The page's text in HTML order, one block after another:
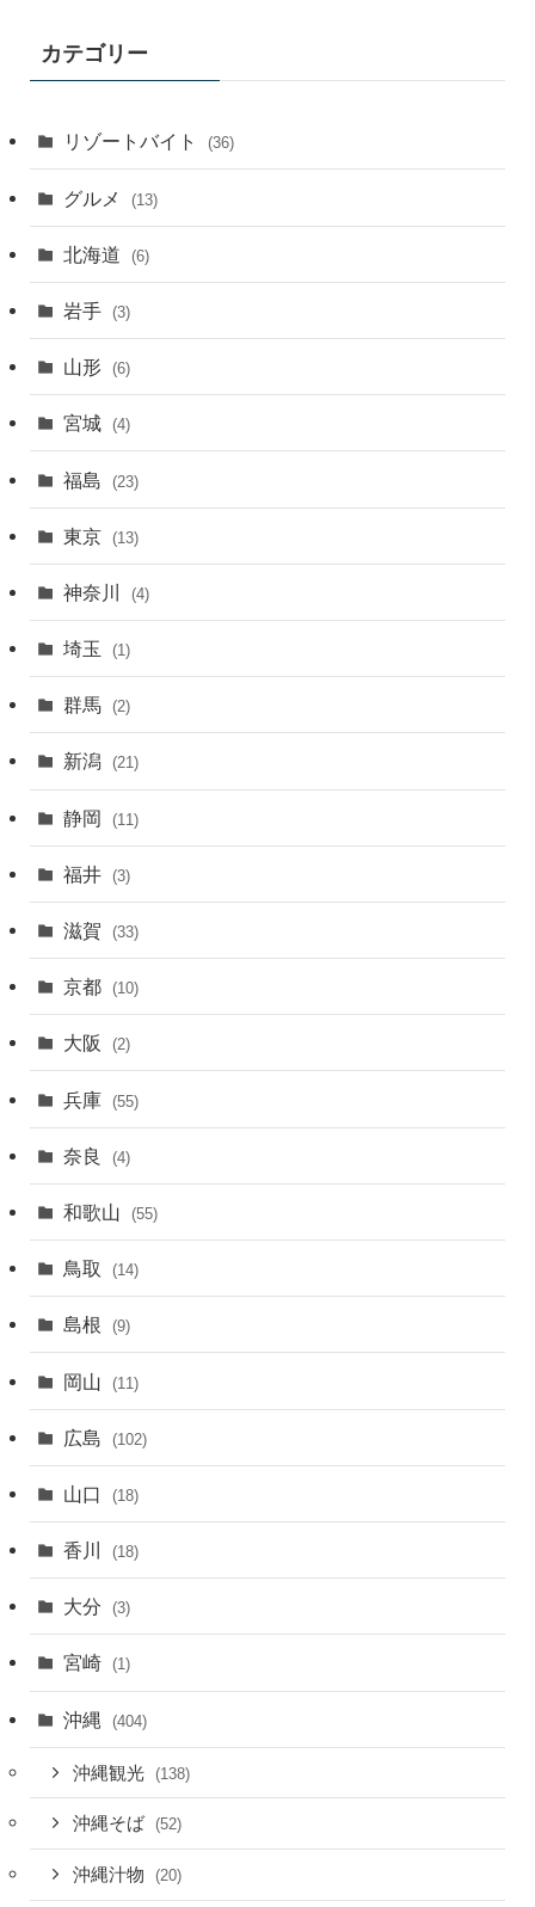
ブ
カテゴリー
リゾートバイト (36)
グルメ (13)
北海道 (6)
岩手 (3)
山形 (6)
宮城 (4)
福島 (23)
東京 (13)
神奈川 (4)
埼玉 (1)
群馬 (2)
新潟 (21)
静岡 (11)
福井 (3)
滋賀 (33)
京都 (10)
大阪 (2)
兵庫 (55)
奈良 (4)
和歌山 (55)
鳥取 (14)
島根 (9)
岡山 (11)
広島 (102)
山口 (18)
香川 (18)
大分 (3)
宮崎 (1)
沖縄 (404)
沖縄観光 (138)
沖縄そば (52)
沖縄汁物 (20)